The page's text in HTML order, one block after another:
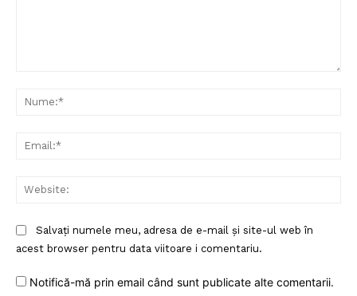
Salvați numele meu, adresa de e-mail și site-ul web în
acest browser pentru data viitoare i comentariu.
Notifică-mă prin email când sunt publicate alte comentarii.